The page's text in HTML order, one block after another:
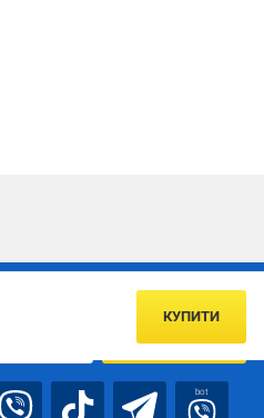
КУПИТИ
першим про акції та пропозиції
ПІДПИСАТИСЯ
bot